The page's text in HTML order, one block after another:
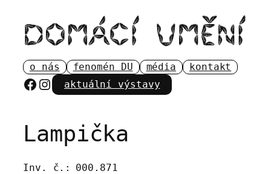
obsah
o nás fenomén DU média kontakt
Facebook
Instagram
aktuální výstavy
Lampička
Inv. č.: 000.871